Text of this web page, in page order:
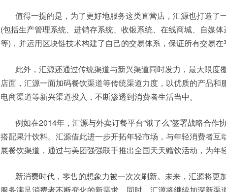
值得一提的是，为了更好地服务这类直营店，汇源也打造了
(包括生产管理系统、进销存系统、收银系统、在线商城、自媒
等)，并运用区块链技术构建了自己的交易体系，保证所有交易在
此外，汇源还通过传统渠道与新兴渠道同时发力，最大限度
店面，汇源一面加码餐饮渠道等传统渠道力度，以优质的产品和
电商渠道等新兴渠道投入，不断渗透到消费者生活当中。
例如在2014年，汇源与外卖订餐平台“饿了么”签署战略合作
搭配果汁饮料。汇源借此进一步开拓年轻市场，与年轻消费者互
展餐饮渠道，通过与美团强强联手推出全国天天赠饮活动，为年
新消费时代，零售的想象力被一次次刷新。未来，汇源将更